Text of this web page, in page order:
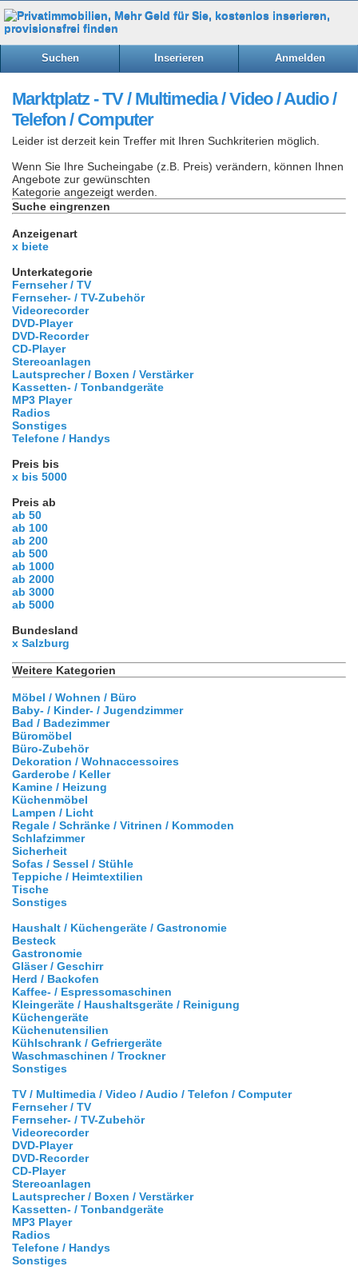
Suchen Inserieren Anmelden
Marktplatz - TV / Multimedia / Video / Audio /
Telefon / Computer
Leider ist derzeit kein Treffer mit Ihren Suchkriterien möglich.
Wenn Sie Ihre Sucheingabe (z.B. Preis) verändern, können Ihnen
Angebote zur gewünschten
Kategorie angezeigt werden.
Suche eingrenzen
Anzeigenart
x biete
Unterkategorie
Fernseher / TV
Fernseher- / TV-Zubehör
Videorecorder
DVD-Player
DVD-Recorder
CD-Player
Stereoanlagen
Lautsprecher / Boxen / Verstärker
Kassetten- / Tonbandgeräte
MP3 Player
Radios
Sonstiges
Telefone / Handys
Preis bis
x bis 5000
Preis ab
ab 50
ab 100
ab 200
ab 500
ab 1000
ab 2000
ab 3000
ab 5000
Bundesland
x Salzburg
Weitere Kategorien
Möbel / Wohnen / Büro
Baby- / Kinder- / Jugendzimmer
Bad / Badezimmer
Büromöbel
Büro-Zubehör
Dekoration / Wohnaccessoires
Garderobe / Keller
Kamine / Heizung
Küchenmöbel
Lampen / Licht
Regale / Schränke / Vitrinen / Kommoden
Schlafzimmer
Sicherheit
Sofas / Sessel / Stühle
Teppiche / Heimtextilien
Tische
Sonstiges
Haushalt / Küchengeräte / Gastronomie
Besteck
Gastronomie
Gläser / Geschirr
Herd / Backofen
Kaffee- / Espressomaschinen
Kleingeräte / Haushaltsgeräte / Reinigung
Küchengeräte
Küchenutensilien
Kühlschrank / Gefriergeräte
Waschmaschinen / Trockner
Sonstiges
TV / Multimedia / Video / Audio / Telefon / Computer
Fernseher / TV
Fernseher- / TV-Zubehör
Videorecorder
DVD-Player
DVD-Recorder
CD-Player
Stereoanlagen
Lautsprecher / Boxen / Verstärker
Kassetten- / Tonbandgeräte
MP3 Player
Radios
Telefone / Handys
Sonstiges